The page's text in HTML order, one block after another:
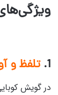
1. تلفظ و
در گویش